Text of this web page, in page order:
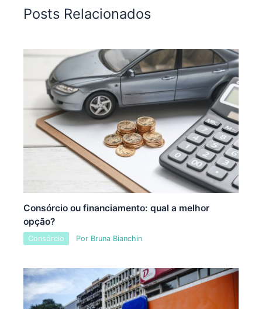
Posts Relacionados
Consórcio ou financiamento: qual a melhor
opção?
Consórcio Por Bruna Bianchin